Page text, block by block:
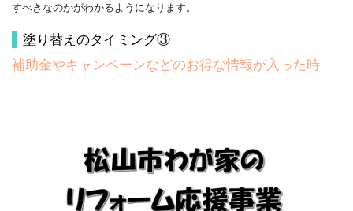
すべきなのかがわかるようになります。
塗り替えのタイミング③
補助金やキャンペーンなどのお得な情報が入った時